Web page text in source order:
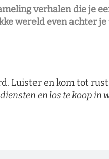
verhalen die je
wereld even achter je
Luister en kom tot
en los te koop in